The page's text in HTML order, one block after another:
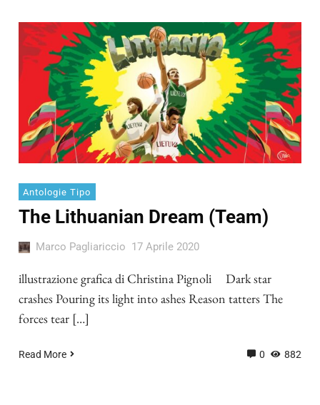
Antologie Tipo
The Lithuanian Dream (Team)
Marco Pagliariccio 17 Aprile 2020
illustrazione grafica di Christina Pignoli Dark star
crashes Pouring its light into ashes Reason tatters The
forces tear […]
Read More 0 882